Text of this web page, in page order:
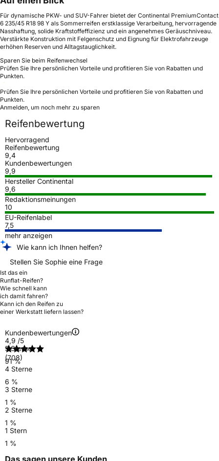
Für dynamische PKW- und SUV-Fahrer bietet der Continental PremiumContact
6 235/45 R18 98 Y als Sommerreifen erstklassige Verarbeitung, hervorragende
Nasshaftung, solide Kraftstoffeffizienz und ein angenehmes Geräuschniveau.
Verstärkte Konstruktion mit Felgenschutz und Eignung für Elektrofahrzeuge
erhöhen Reserven und Alltagstauglichkeit.
Sparen Sie beim Reifenwechsel
Prüfen Sie Ihre persönlichen Vorteile und profitieren Sie von Rabatten und
Punkten.
Prüfen Sie Ihre persönlichen Vorteile und profitieren Sie von Rabatten und
Punkten.
Anmelden, um noch mehr zu sparen
Reifenbewertung
Hervorragend
Reifenbewertung
9,4
Kundenbewertungen
9,9
Hersteller Continental
9,6
Redaktionsmeinungen
10
EU-Reifenlabel
7,5
mehr anzeigen
Wie kann ich Ihnen helfen?
Stellen Sie Sophie eine Frage
Ist das ein
Runflat-Reifen?
Wie schnell kann
ich damit fahren?
Kann ich den Reifen zu
einer Werkstatt liefern lassen?
Kundenbewertungen
4,9 /5
(708)
5 Sterne
91 %
4 Sterne
6 %
3 Sterne
1 %
2 Sterne
1 %
1 Stern
1 %
Das sagen unsere Kunden